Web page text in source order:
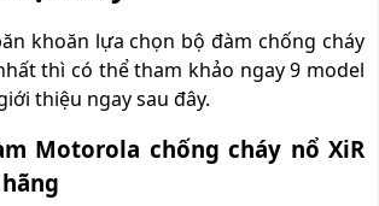
khoăn lựa chọn bộ đàm chống cháy
thì có thể tham khảo ngay 9 model
thiệu ngay sau đây.
Motorola chống cháy nổ XiR